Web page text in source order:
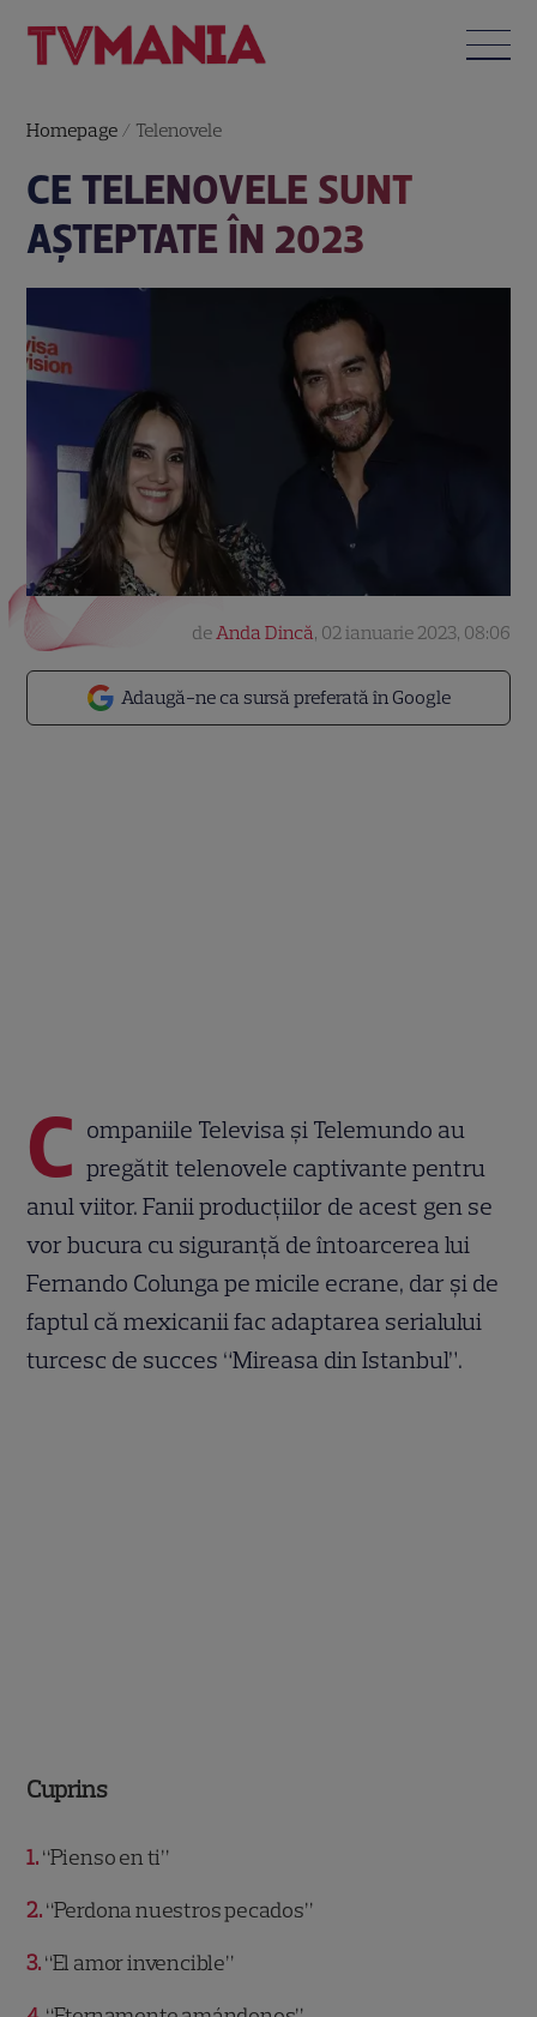
Homepage / Telenovele
CE TELENOVELE SUNT
AȘTEPTATE ÎN 2023
Adaugă-ne ca sursă preferată în Google
deAnda Dincă, 02 ianuarie 2023, 08:06
C ompaniile Televisa și Telemundo au
pregătit telenovele captivante pentru
anul viitor. Fanii producțiilor de acest gen se
vor bucura cu siguranță de întoarcerea lui
Fernando Colunga pe micile ecrane, dar și de
faptul că mexicanii fac adaptarea serialului
turcesc de succes “Mireasa din Istanbul”.
Cuprins
1 “Pienso en ti”
2 “Perdona nuestros pecados”
3 “El amor invencible”